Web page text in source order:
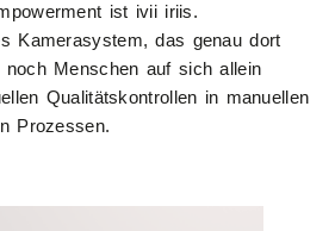
ist ivii iriis.
Kamerasystem, das genau dort
Menschen auf sich allein
Qualitätskontrollen in manuellen
Prozessen.